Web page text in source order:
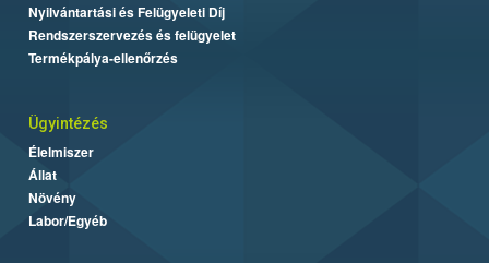
Nyilvántartási és Felügyeleti Díj
Rendszerszervezés és felügyelet
Termékpálya-ellenőrzés
Ügyintézés
Élelmiszer
Állat
Növény
Labor/Egyéb